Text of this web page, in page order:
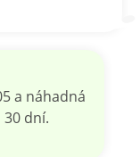
a náhadná
dní.